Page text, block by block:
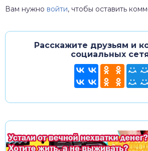
Вам нужно войти, чтобы оставить
Расскажите друзьям и
социальных